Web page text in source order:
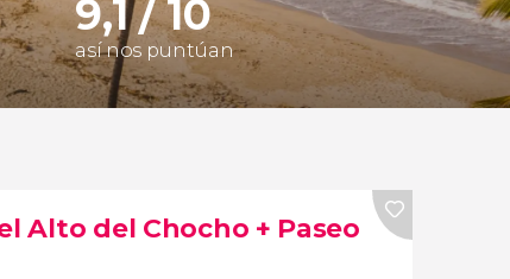
9,1 / 10
así nos puntúan
Alto del Chocho + Paseo